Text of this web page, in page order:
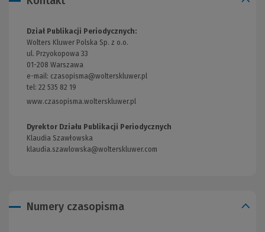
Dział Publikacji Periodycznych:
Wolters Kluwer Polska Sp. z o.o.
ul. Przyokopowa 33
01-208 Warszawa
e-mail: czasopisma@wolterskluwer.pl
tel: 22 535 82 19
www.czasopisma.wolterskluwer.pl
innej
Dyrektor Działu Publikacji Periodycznych
Klaudia Szawłowska
klaudia.szawlowska@wolterskluwer.com
Numery czasopisma